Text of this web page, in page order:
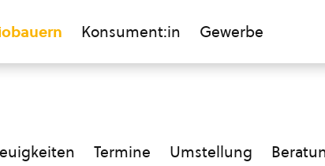
Konsument:in Gewerbe
Termine Umstellung